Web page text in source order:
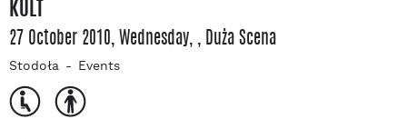
KULT
27 October 2010, Wednesday, , Duża Scena
Stodoła Events